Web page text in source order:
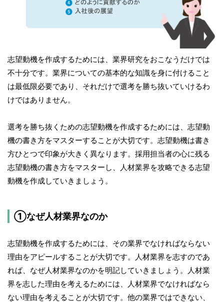
志望動機を作成するためには、業界研究をおこなうだけでは
不十分です。業界についての基本的な知識を身に付けること
は最低限必要であり、それだけで選考を勝ち抜いていけるわ
けではありません。
選考を勝ち抜くための志望動機を作成するためには、志望動
機の書き方をマスターすることが大切です。志望動機は書き
方ひとつで印象が大きく異なります。採用担当者の心に残る
志望動機の書き方をマスターし、人材業界を攻略できる志望
動機を作成していきましょう。
①なぜ人材業界なのか
志望動機を作成するためには、その業界でなければならない
理由をアピールすることが大切です。人材業界を志すのであ
れば、なぜ人材業界なのかを明記していきましょう。人材業
界を志した理由を考えるためには、人材業界でなければなら
ない理由を考えることが大切です。他の業界ではできない、